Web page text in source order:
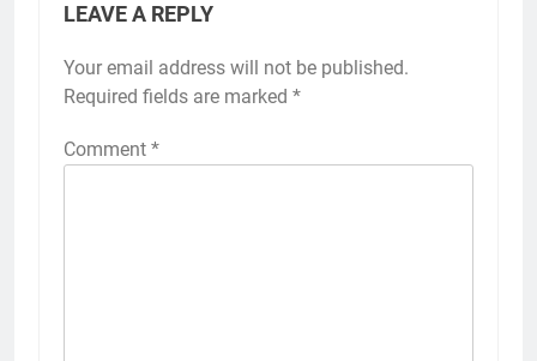
LEAVE A REPLY
Your email address will not be published.
Required fields are marked *
Comment *